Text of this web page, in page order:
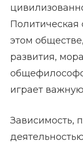
Политическая
этом
развития,
играет
Зависимость,